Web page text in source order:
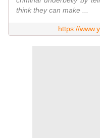
think they can make ...
https://